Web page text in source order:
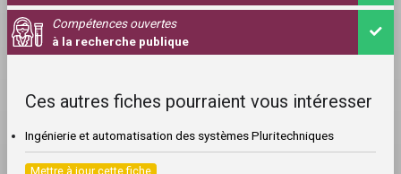
Compétences ouvertes
à la recherche publique
Ces autres fiches pourraient vous intéresser
Ingénierie et automatisation des systèmes Pluritechniques
Mettre à jour cette fiche